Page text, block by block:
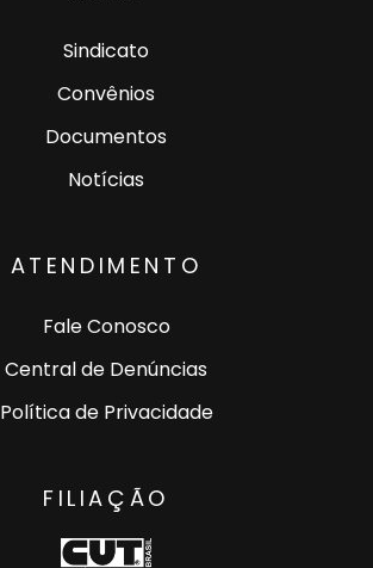
Sindicato
Convênios
Documentos
Notícias
ATENDIMENTO
Fale Conosco
Central de Denúncias
Política de Privacidade
FILIAÇÃO